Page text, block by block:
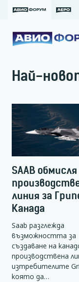
Най-
SAAB обмисля
линия за
Канада
Saab разглежда
възможността за
създаване на
производствена
изтребителите
която да…